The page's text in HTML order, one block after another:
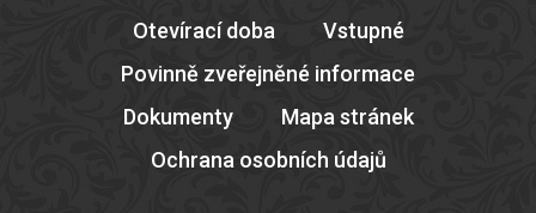
Otevírací doba
Vstupné
Povinně zveřejněné informace
Dokumenty
Mapa stránek
Ochrana osobních údajů